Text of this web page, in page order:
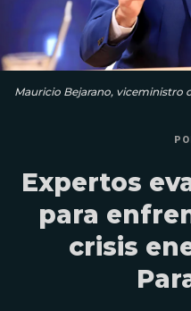
Mauricio Bejarano, viceministro
Expertos
para
crisis